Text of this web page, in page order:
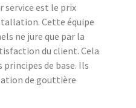
service est le prix
Cette équipe
ne jure que par la
du client. Cela
de base. Ils
de gouttière